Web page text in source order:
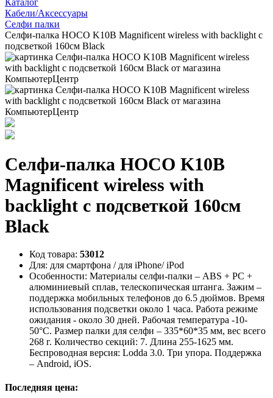
Каталог
Кабели/Аксессуары
Селфи палки
Селфи-палка HOCO K10B Magnificent wireless with backlight с
подсветкой 160см Black
Селфи-палка HOCO K10B
Magnificent wireless with
backlight с подсветкой 160см
Black
Код товара: 53012
Для: для смартфона / для iPhone/ iPod
Особенности: Материалы селфи-палки – ABS + PC +
алюминиевый сплав, телескопическая штанга. Зажим –
поддержка мобильных телефонов до 6.5 дюймов. Время
использования подсветки около 1 часа. Работа режиме
ожидания - около 30 дней. Рабочая температура -10-
50°С. Размер палки для селфи – 335*60*35 мм, вес всего
268 г. Количество секций: 7. Длина 255-1625 мм.
Беспроводная версия: Lodda 3.0. Три упора. Поддержка
– Android, iOS.
Последняя цена: